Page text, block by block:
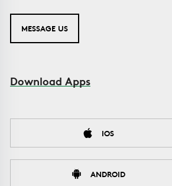
MESSAGE US
Download Apps
IOS
ANDROID